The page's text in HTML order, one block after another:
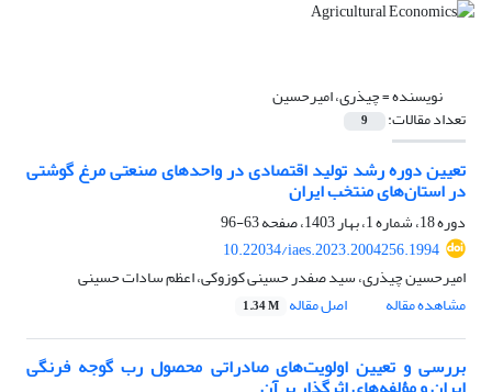
نویسنده =چیذری، امیرحسین
تعداد مقالات: 9
تعیین دوره رشد تولید اقتصادی در واحدهای صنعتی مرغ گوشتی
در استان‌های منتخب ایران
دوره 18، شماره 1، بهار 1403، صفحه
63-96
10.22034/iaes.2023.2004256.1994
امیرحسین چیذری، سید صفدر حسینی کوزوکی، اعظم سادات حسینی
مشاهده مقاله
اصل مقاله 1.34 M
بررسی و تعیین اولویت‌های صادراتی محصول رب گوجه فرنگی